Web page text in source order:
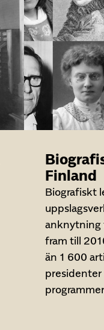
Finland
Biografiskt
anknytning
fram till
än 1 600